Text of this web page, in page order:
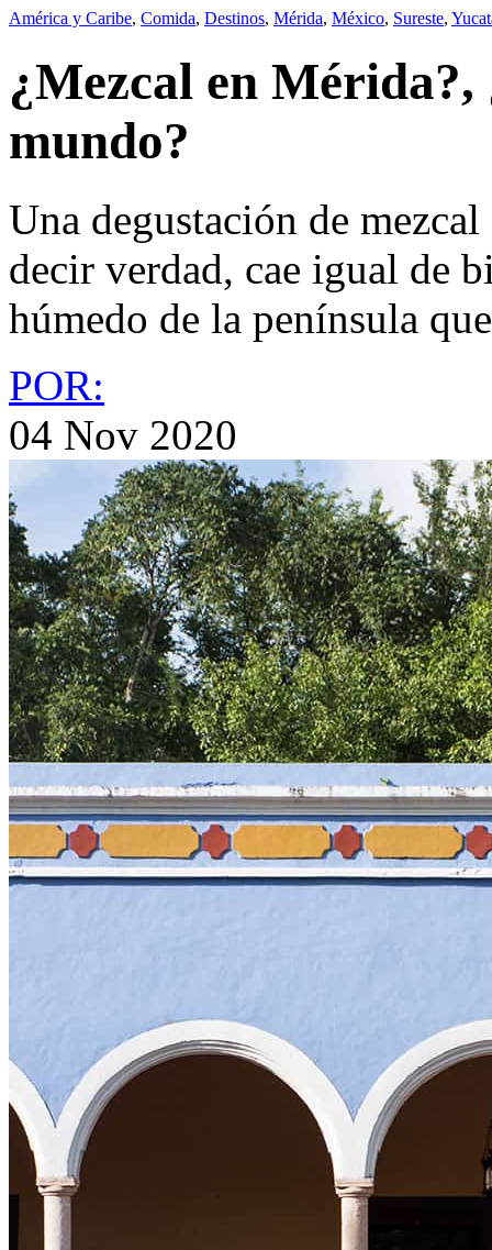
América y Caribe, Comida, Destinos, Mérida, México, Sureste,
¿Mezcal en
mundo?
Una degustación de
decir verdad, cae igual de
húmedo de la península
POR:
04 Nov 2020